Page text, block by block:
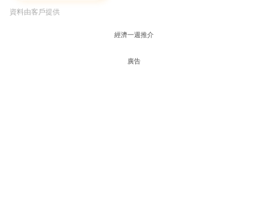
資料由客戶提供
經濟一週推介
廣告